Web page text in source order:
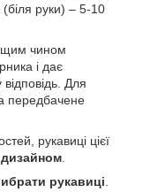
руки) – 5-10
чином
і дає
Для
передбачене
рукавиці цієї
рукавиці